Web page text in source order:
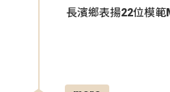
長濱鄉表揚22位模範